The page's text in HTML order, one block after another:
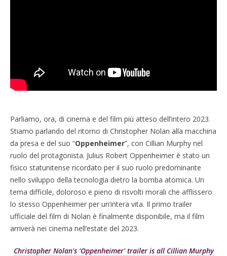
Parliamo, ora, di cinema e del film più atteso dell’intero 2023.
Stiamo parlando del ritorno di Christopher Nolan alla macchina
da presa e del suo “Oppenheimer”, con Cillian Murphy nel
ruolo del protagonista. Julius Robert Oppenheimer è stato un
fisico statunitense ricordato per il suo ruolo predominante
nello sviluppo della tecnologia dietro la bomba atomica. Un
tema difficile, doloroso e pieno di risvolti morali che afflissero
lo stesso Oppenheimer per un’intera vita. Il primo trailer
ufficiale del film di Nolan è finalmente disponibile, ma il film
arriverà nei cinema nell’estate del 2023.
Christopher Nolan's 'Oppenheimer' trailer is all Cillian Murphy